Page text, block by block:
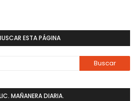
ESTA PÁGINA
MAÑANERA DIARIA.